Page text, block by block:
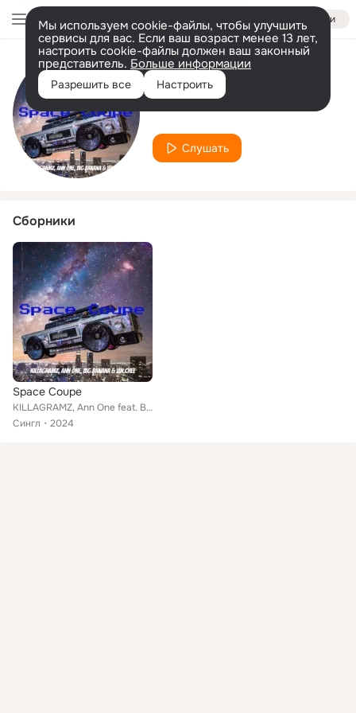
Войти
Мы используем cookie-файлы, чтобы улучшить
сервисы для вас. Если ваш возраст менее 13 лет,
настроить cookie-файлы должен ваш законный
представитель. Больше информации
Разрешить все Настроить
Исполнитель
Ovrcz
Слушать
Сборники
Space Coupe
KILLAGRAMZ, Ann One feat. Big Banana, Ovrcz, Vin.Chee
Сингл
2024